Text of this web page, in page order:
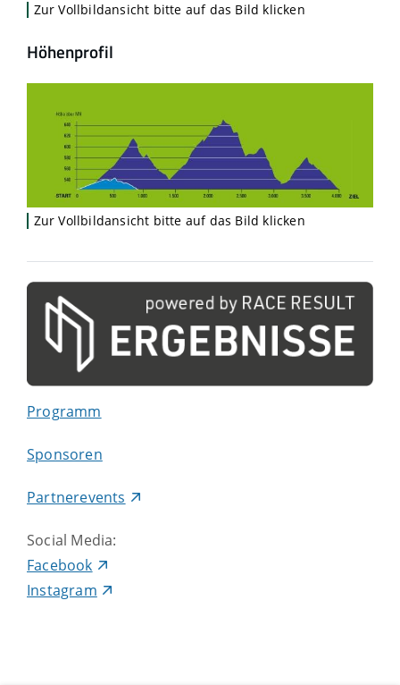
Zur Vollbildansicht bitte auf das Bild klicken
Höhenprofil
Zur Vollbildansicht bitte auf das Bild klicken
Programm
Sponsoren
Partnerevents
Social Media:
Facebook
Instagram